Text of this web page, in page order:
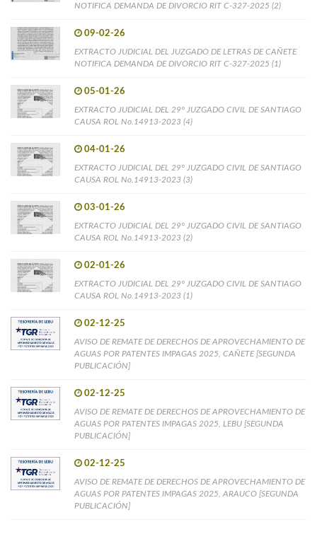
NOTIFICA DEMANDA DE DIVORCIO RIT C-327-2025 (2)
09-02-26
EXTRACTO JUDICIAL DEL JUZGADO DE LETRAS DE CAÑETE
NOTIFICA DEMANDA DE DIVORCIO RIT C-327-2025 (1)
05-01-26
EXTRACTO JUDICIAL DEL 29° JUZGADO CIVIL DE SANTIAGO
CAUSA ROL No.14913-2023 (4)
04-01-26
EXTRACTO JUDICIAL DEL 29° JUZGADO CIVIL DE SANTIAGO
CAUSA ROL No.14913-2023 (3)
03-01-26
EXTRACTO JUDICIAL DEL 29° JUZGADO CIVIL DE SANTIAGO
CAUSA ROL No.14913-2023 (2)
02-01-26
EXTRACTO JUDICIAL DEL 29° JUZGADO CIVIL DE SANTIAGO
CAUSA ROL No.14913-2023 (1)
02-12-25
AVISO DE REMATE DE DERECHOS DE APROVECHAMIENTO DE
AGUAS POR PATENTES IMPAGAS 2025, CAÑETE [SEGUNDA
PUBLICACIÓN]
02-12-25
AVISO DE REMATE DE DERECHOS DE APROVECHAMIENTO DE
AGUAS POR PATENTES IMPAGAS 2025, LEBU [SEGUNDA
PUBLICACIÓN]
02-12-25
AVISO DE REMATE DE DERECHOS DE APROVECHAMIENTO DE
AGUAS POR PATENTES IMPAGAS 2025, ARAUCO [SEGUNDA
PUBLICACIÓN]